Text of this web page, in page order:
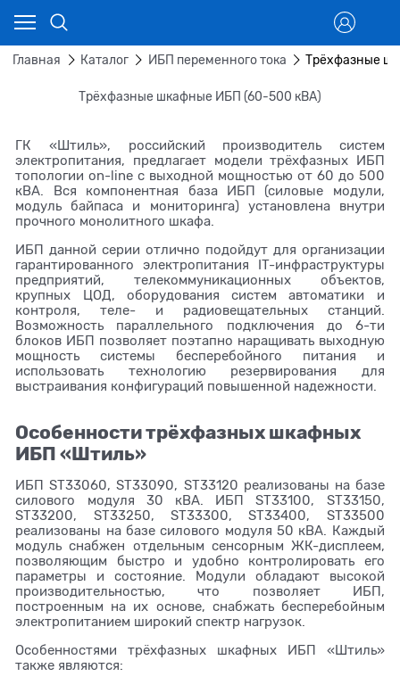
Главная Каталог ИБП переменного тока Трёхфазные
Трёхфазные шкафные ИБП (60-500 кВА)
ГК «Штиль», российский производитель систем
электропитания, предлагает модели трёхфазных ИБП
топологии on-line с выходной мощностью от 60 до 500
кВА. Вся компонентная база ИБП (силовые модули,
модуль байпаса и мониторинга) установлена внутри
прочного монолитного шкафа.
ИБП данной серии отлично подойдут для организации
гарантированного электропитания IT-инфраструктуры
предприятий, телекоммуникационных объектов,
крупных ЦОД, оборудования систем автоматики и
контроля, теле- и радиовещательных станций.
Возможность параллельного подключения до 6-ти
блоков ИБП позволяет поэтапно наращивать выходную
мощность системы бесперебойного питания и
использовать технологию резервирования для
выстраивания конфигураций повышенной надежности.
Особенности трёхфазных шкафных
ИБП «Штиль»
ИБП ST33060, ST33090, ST33120 реализованы на базе
силового модуля 30 кВА. ИБП ST33100, ST33150,
ST33200, ST33250, ST33300, ST33400, ST33500
реализованы на базе силового модуля 50 кВА. Каждый
модуль снабжен отдельным сенсорным ЖК-дисплеем,
позволяющим быстро и удобно контролировать его
параметры и состояние. Модули обладают высокой
производительностью, что позволяет ИБП,
построенным на их основе, снабжать бесперебойным
электропитанием широкий спектр нагрузок.
Особенностями трёхфазных шкафных ИБП «Штиль»
также являются: